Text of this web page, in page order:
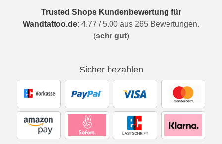
Trusted Shops Kundenbewertung für
Wandtattoo.de: 4.77 / 5.00 aus 265 Bewertungen.
(sehr gut)
Sicher bezahlen